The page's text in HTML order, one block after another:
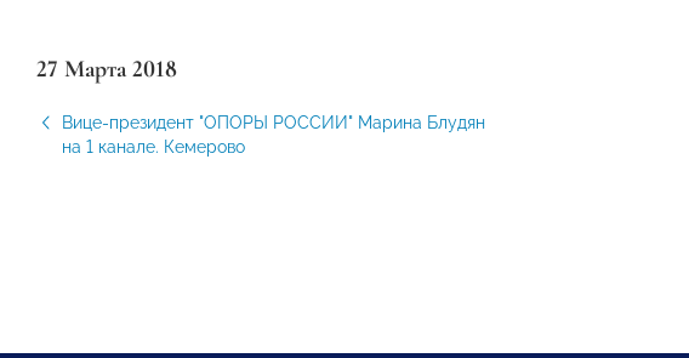
27 Марта 2018
Вице-президент "ОПОРЫ РОССИИ" Марина Блудян
на 1 канале. Кемерово